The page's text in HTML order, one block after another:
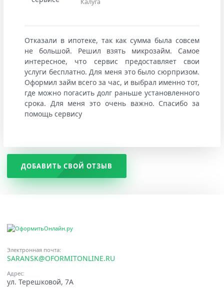
Калуга
Отказали в ипотеке, так как сумма была совсем
не большой. Решил взять микрозайм. Самое
интересное, что сервис предоставляет свои
услуги бесплатно. Для меня это было сюрпризом.
Оформил займ всего за час, и выбрал именно тот,
где можно погасить долг раньше установленного
срока. Для меня это очень важно. Спасибо за
помощь сервису
ДОБАВИТЬ СВОЙ ОТЗЫВ
Электронная почта:
SARANSK@OFORMITONLINE.RU
Адрес:
ул. Терешковой, 7А